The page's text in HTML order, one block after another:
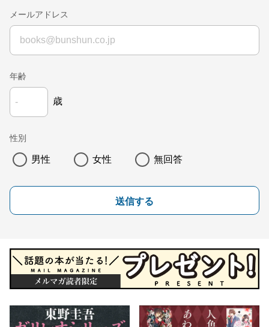
メールアドレス
年齢
歳
性別
男性 女性 無回答
送信する